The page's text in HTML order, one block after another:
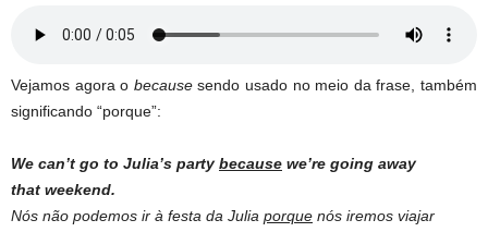
Vejamos agora o becausesendo usado no meio da frase, também
significando “porque”:
We can’t go to Julia’s party because we’re going away
that weekend.
Nós não podemos ir à festa da Julia porque nós iremos viajar